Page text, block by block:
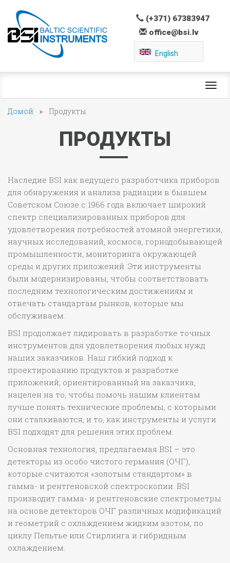
(+371) 67383947
office@bsi.lv
English
Домой Продукты
ПРОДУКТЫ
Наследие BSI как ведущего разработчика приборов
для обнаружения и анализа радиации в бывшем
Советском Союзе с 1966 года включает широкий
спектр специализированных приборов для
удовлетворения потребностей атомной энергетики,
научных исследований, космоса, горнодобывающей
промышленности, мониторинга окружающей
среды и других приложений. Эти инструменты
были модернизированы, чтобы соответствовать
последним технологическим достижениям и
отвечать стандартам рынков, которые мы
обслуживаем.
BSI продолжает лидировать в разработке точных
инструментов для удовлетворения любых нужд
наших заказчиков. Наш гибкий подход к
проектированию продуктов и разработке
приложений, ориентированный на заказчика,
нацелен на то, чтобы помочь нашим клиентам
лучше понять технические проблемы, с которыми
они сталкиваются, и то, как инструменты и услуги
BSI подходят для решения этих проблем.
Основная технология, предлагаемая BSI – это
детекторы из особо чистого германия (ОЧГ),
которые считаются «золотым стандартом» в
гамма- и рентгеновской спектроскопии. BSI
производит гамма- и рентгеновские спектрометры
на основе детекторов ОЧГ различных модификаций
и геометрий с охлаждением жидким азотом, по
циклу Пельтье или Стирлинга и гибридным
охлаждением.